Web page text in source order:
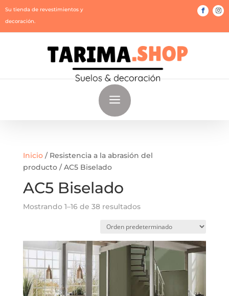
Su tienda de revestimientos y
decoración.
a
Inicio/ Resistencia a la abrasión del
producto / AC5 Biselado
AC5 Biselado
Mostrando 1–16 de 38 resultados